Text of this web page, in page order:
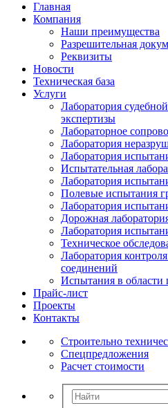
Главная
Компания
Наши преимущества
Разрешительная
Реквизиты
Новости
Техническая база
Услуги
Лаборатория
экспертизы
Лабораторное
Лаборатория
Лаборатория
Испытательная
Лаборатория
Полевые испытания
Лаборатория
Дорожная
Лаборатория
Техническое
Лаборатория
соединений
Испытания в области
Прайс-лист
Проекты
Контакты
Строительно
Спецпредложения
Расчет стоимости